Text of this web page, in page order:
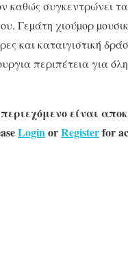
καθώς συγκεντρώνει
Γεµάτη χιούµορ
και καταιγιστική
περιπέτεια για
είναι
LoginorRegisterfor